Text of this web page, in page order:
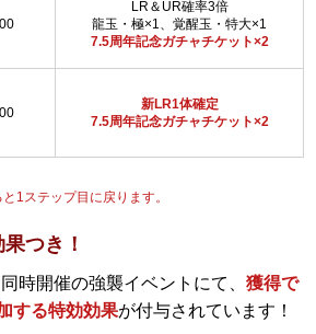
LR＆UR確率3倍
龍玉・極×1、覚醒玉・特大×1
7.5周年記念ガチャチケット×2
新LR1体確定
7.5周年記念ガチャチケット×2
1ステップ目に戻ります。
つき！
時開催の強襲イベントにて、 獲得で
する特効効果が付与されています！